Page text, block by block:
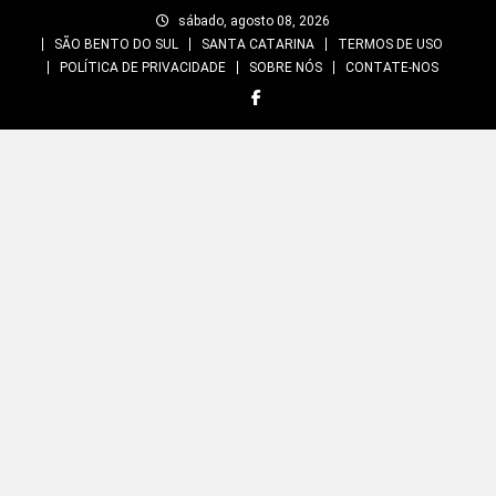
sábado, agosto 08, 2026
SÃO BENTO DO SUL
SANTA CATARINA
TERMOS DE USO
POLÍTICA DE PRIVACIDADE
SOBRE NÓS CONTATE-NOS